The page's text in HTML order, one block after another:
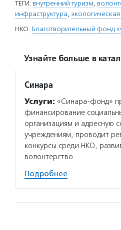
ТЕГИ: внутренний туризм,
инфраструктура,
НКО: Благотворительный фонд
Узнайте больше в
Синара
Услуги: «Синара-фонд»
финансирование
организациям и адресную
учреждениям, проводит
конкурсы среди НКО,
волонтерство.
Подробнее